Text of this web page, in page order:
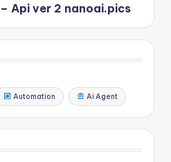
Api ver 2 nanoai.pics
Automation Ai Agent